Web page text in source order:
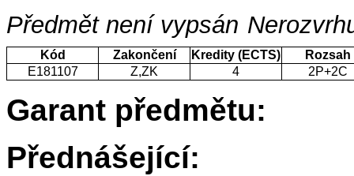
Předmět není vypsán
Kód Zakončení Kredity (ECTS)
Rozsah
E181107
Z,ZK 4 2P+2C
Garant předmětu:
Přednášející: